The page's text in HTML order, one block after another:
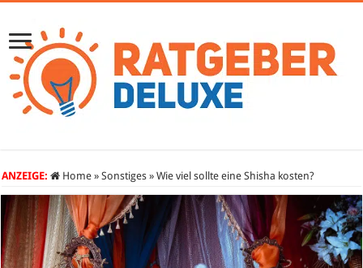
ANZEIGE: Home » Sonstiges » Wie viel sollte eine Shisha kosten?